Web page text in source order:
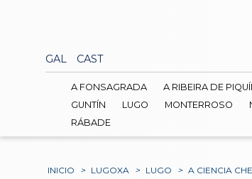
GAL CAST
A FONSAGRADA A RIBEIRA DE
GUNTÍN
LUGO MONTERROSO
RÁBADE
INICIO > LUGOXA > LUGO > A CIENCIA